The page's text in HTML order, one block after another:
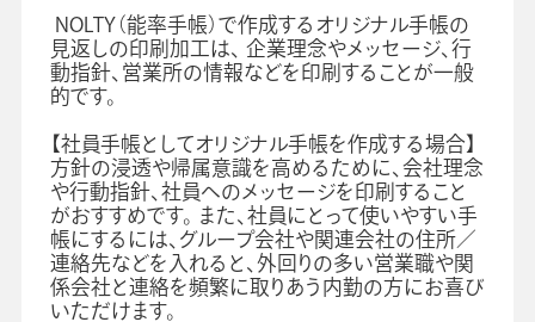
よくあるご質問
手帳・カレンダー商品
におけるSDGsの取組み
資料ダウンロード
ビジネスベーシックダイアリー
手帳資料一覧
お知らせ
コラム
NOLTY（能率手帳）で作成するオリジナル手帳の
見返しの印刷加工は、 企業理念やメッセージ、行
動指針、営業所の情報などを印刷することが一般
的です。
【社員手帳としてオリジナル手帳を作成する場合】
方針の浸透や帰属意識を高めるために、会社理念
や行動指針、社員へのメッセージを印刷すること
がおすすめです。 また、社員にとって使いやすい手
帳にするには、グループ会社や関連会社の住所／
連絡先などを入れると、外回りの多い営業職や関
係会社と連絡を頻繁に取りあう内勤の方にお喜び
いただけます。